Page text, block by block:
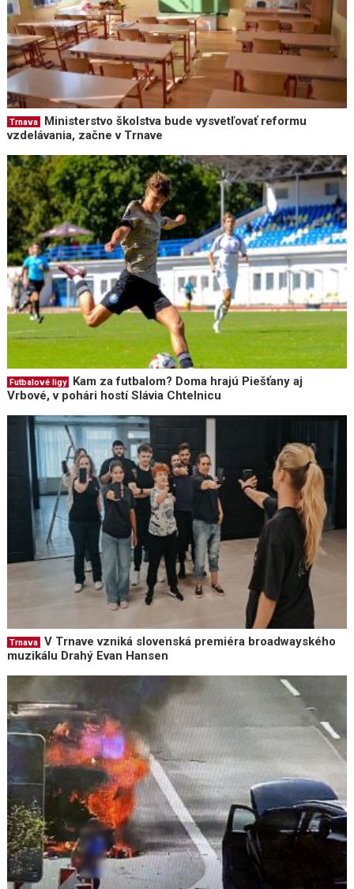
Trnava
Ministerstvo školstva bude vysvetľovať reformu
vzdelávania, začne v Trnave
Futbalové ligy
Kam za futbalom? Doma hrajú Piešťany aj
Vrbové, v pohári hostí Slávia Chtelnicu
Trnava
V Trnave vzniká slovenská premiéra broadwayského
muzikálu Drahý Evan Hansen